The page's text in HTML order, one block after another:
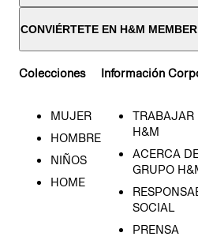
CONVIÉRTETE EN H&M MEMBER
Colecciones
MUJER
HOMBRE
NIÑOS
HOME
Información
TRABAJAR
H&M
ACERCA
GRUPO
SOCIAL
PRENSA